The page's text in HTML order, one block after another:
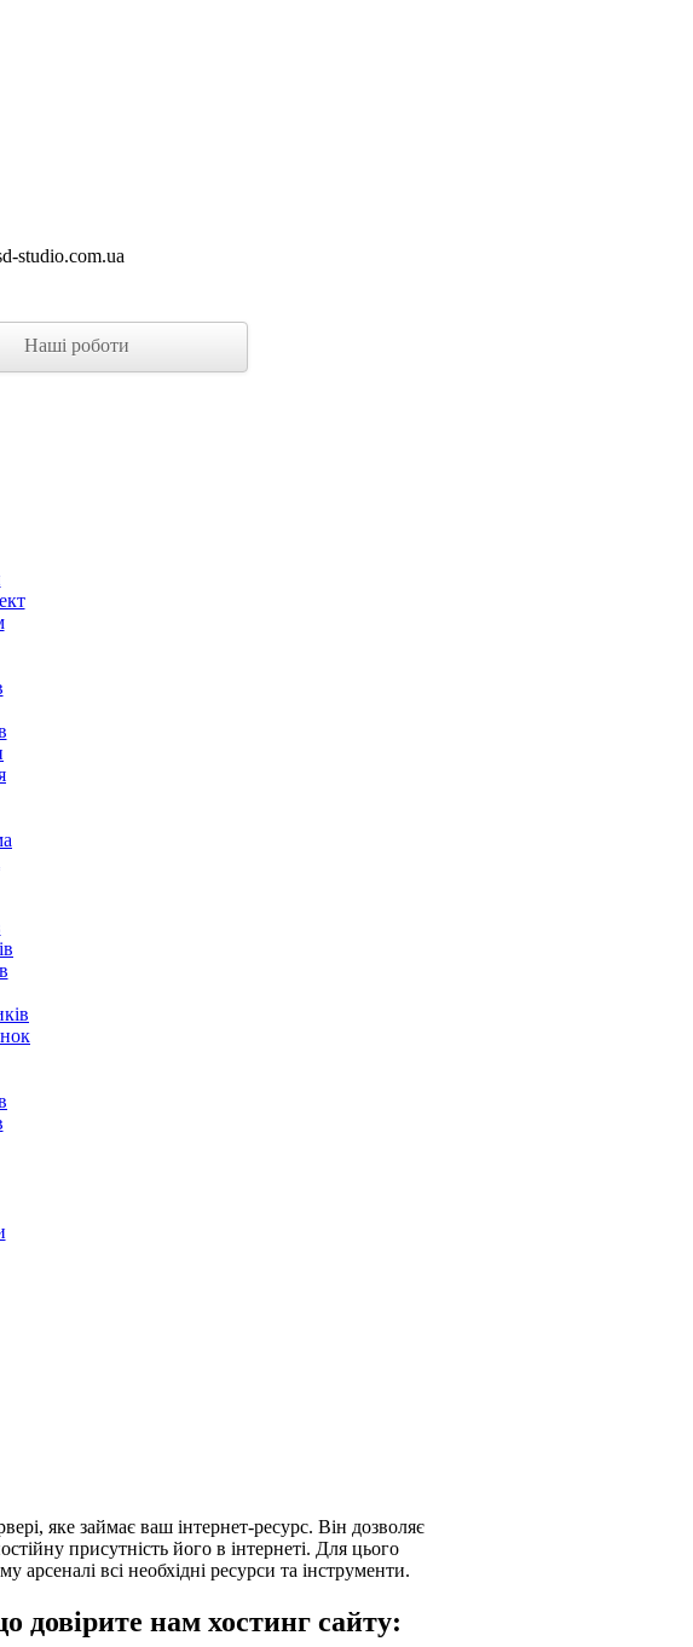
studio.com.ua
Наші роботи
яке займає ваш інтернет-ресурс. Він дозволяє
присутність його в інтернеті. Для цього
арсеналі всі необхідні ресурси та інструменти.
нам хостинг сайту: